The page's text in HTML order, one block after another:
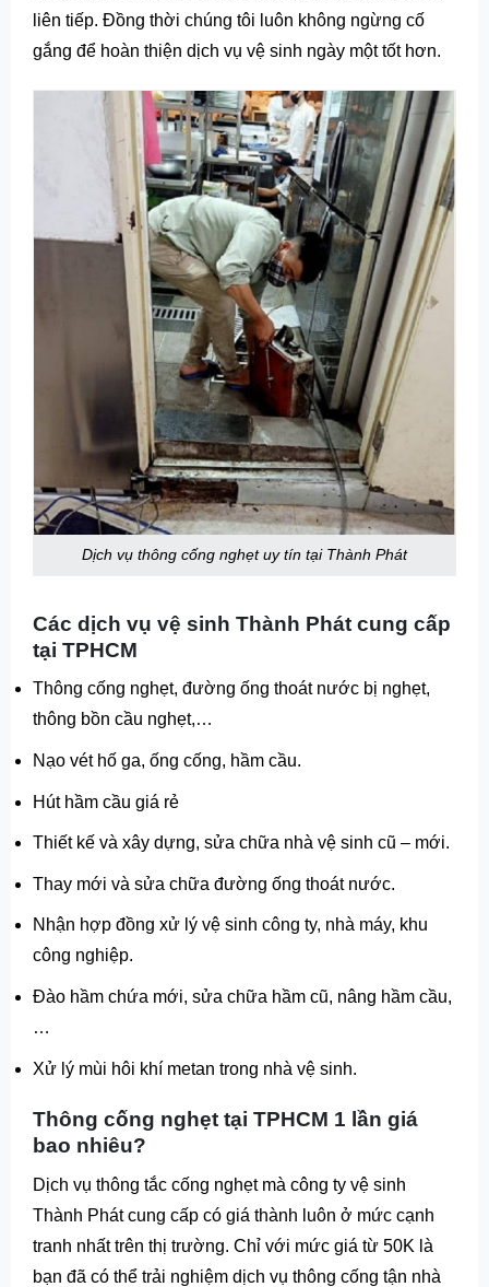
liên tiếp. Đồng thời chúng tôi luôn không ngừng cố
gắng để hoàn thiện dịch vụ vệ sinh ngày một tốt hơn.
Dịch vụ thông cống nghẹt uy tín tại Thành Phát
Các dịch vụ vệ sinh Thành Phát cung cấp
tại TPHCM
Thông cống nghẹt, đường ống thoát nước bị nghẹt,
thông bồn cầu nghẹt,…
Nạo vét hố ga, ống cống, hầm cầu.
Hút hầm cầu giá rẻ
Thiết kế và xây dựng, sửa chữa nhà vệ sinh cũ – mới.
Thay mới và sửa chữa đường ống thoát nước.
Nhận hợp đồng xử lý vệ sinh công ty, nhà máy, khu
công nghiệp.
Đào hầm chứa mới, sửa chữa hầm cũ, nâng hầm cầu,
…
Xử lý mùi hôi khí metan trong nhà vệ sinh.
Thông cống nghẹt tại TPHCM 1 lần giá
bao nhiêu?
Dịch vụ thông tắc cống nghẹt mà công ty vệ sinh
Thành Phát cung cấp có giá thành luôn ở mức cạnh
tranh nhất trên thị trường. Chỉ với mức giá từ 50K là
bạn đã có thể trải nghiệm dịch vụ thông cống tận nhà